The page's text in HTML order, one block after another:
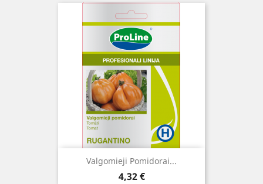
Valgomieji Pomidorai...
Kaina
4,32 €